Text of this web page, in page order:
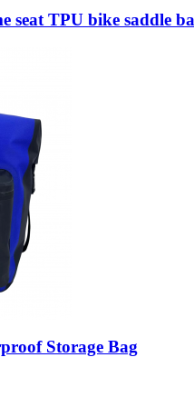
seat TPU bike saddle
Storage Bag